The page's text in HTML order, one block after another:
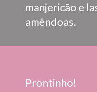
manjericão e
amêndoas.
Prontinho!